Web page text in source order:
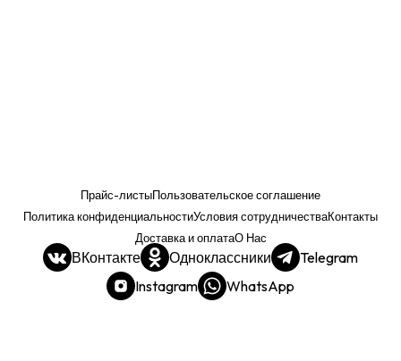
Прайс-листыПользовательское соглашение
Политика конфиденциальностиУсловия сотрудничестваКонтакты
Доставка и оплатаО Нас
ВКонтакте Одноклассники
Telegram
Instagram
WhatsApp